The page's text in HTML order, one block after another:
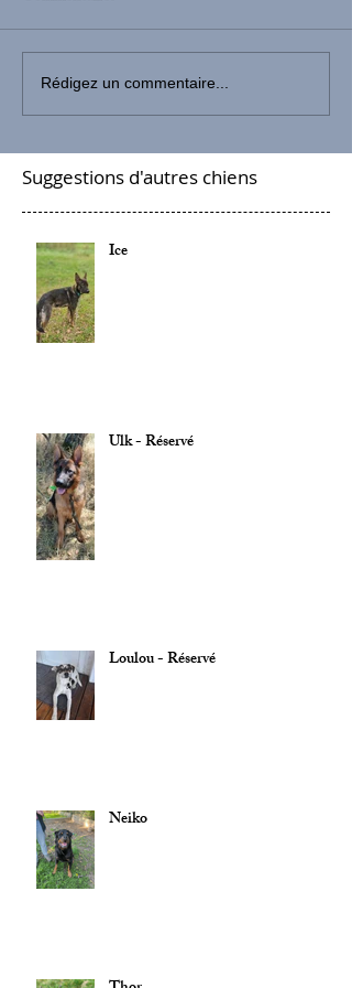
Rédigez un commentaire...
Suggestions d'autres chiens
Ice
Ulk - Réservé
Loulou - Réservé
Neiko